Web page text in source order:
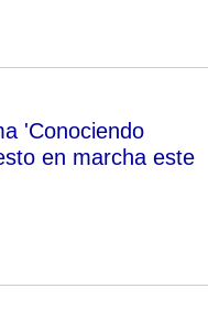
'Conociendo
en marcha este